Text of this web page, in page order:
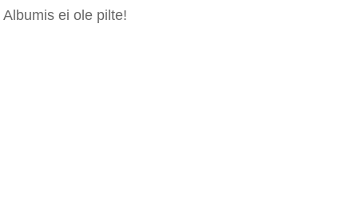
Albumis ei ole pilte!